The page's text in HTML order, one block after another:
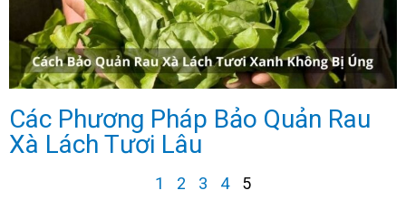
Các Phương Pháp Bảo Quản Rau
Xà Lách Tươi Lâu
1 2 3 4 5